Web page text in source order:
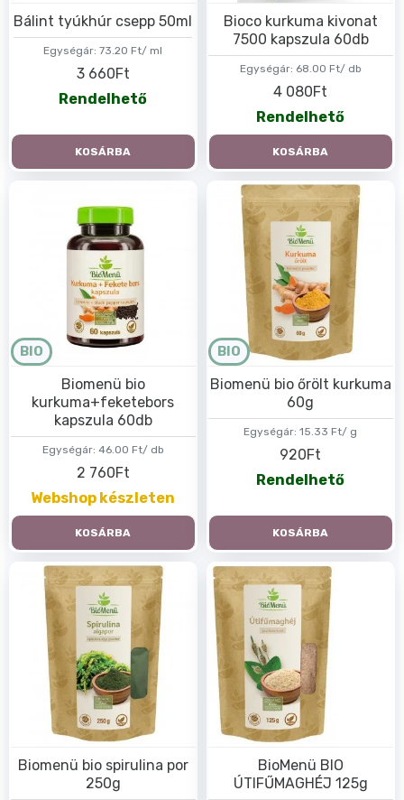
Egységár: 73.20 Ft/ ml
Bálint tyúkhúr csepp 50ml
3 660Ft
Rendelhető
KOSÁRBA
Egységár: 68.00 Ft/ db
Bioco kurkuma kivonat
7500 kapszula 60db
4 080Ft
Rendelhető
KOSÁRBA
BIO
Egységár: 46.00 Ft/ db
Biomenü bio
kurkuma+feketebors
kapszula 60db
2 760Ft
Webshop készleten
KOSÁRBA
BIO
Egységár: 15.33 Ft/ g
Biomenü bio őrölt kurkuma
60g
920Ft
Rendelhető
KOSÁRBA
Biomenü bio spirulina por
250g
BioMenü BIO
ÚTIFŰMAGHÉJ 125g